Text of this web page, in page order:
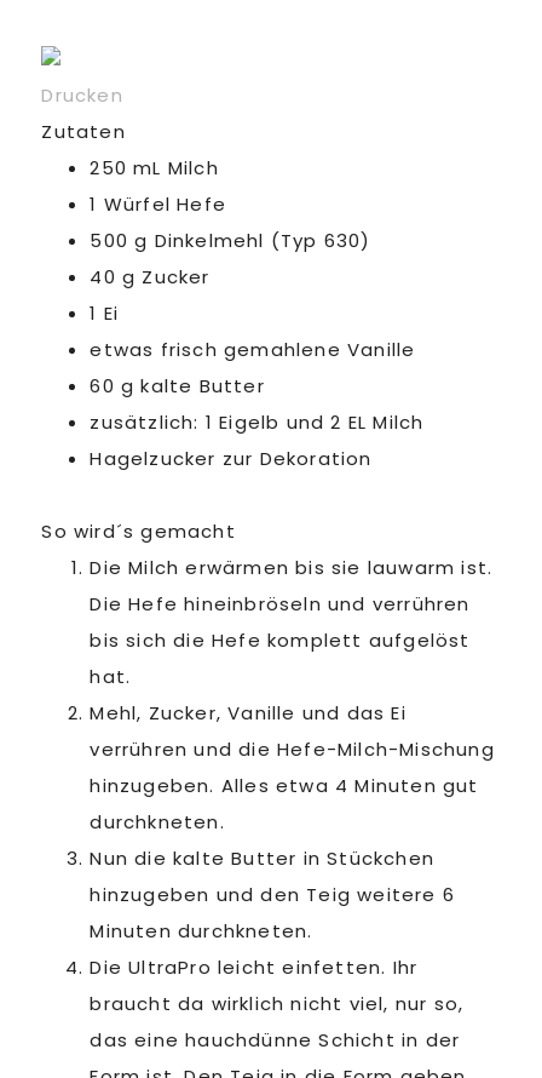
Drucken
Zutaten
250 mL Milch
1 Würfel Hefe
500 g Dinkelmehl (Typ 630)
40 g Zucker
1 Ei
etwas frisch gemahlene Vanille
60 g kalte Butter
zusätzlich: 1 Eigelb und 2 EL Milch
Hagelzucker zur Dekoration
So wird´s gemacht
Die Milch erwärmen bis sie lauwarm ist.
Die Hefe hineinbröseln und verrühren
bis sich die Hefe komplett aufgelöst
hat.
Mehl, Zucker, Vanille und das Ei
verrühren und die Hefe-Milch-Mischung
hinzugeben. Alles etwa 4 Minuten gut
durchkneten.
Nun die kalte Butter in Stückchen
hinzugeben und den Teig weitere 6
Minuten durchkneten.
Die UltraPro leicht einfetten. Ihr
braucht da wirklich nicht viel, nur so,
das eine hauchdünne Schicht in der